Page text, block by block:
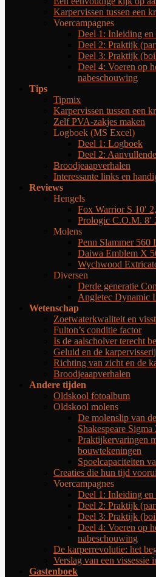
Karpervissen tussen een
Voercampagnes
Deel 1: Inleiding en
Deel 2: Praktijk
Deel 3: Praktijk
Deel 4: Voeren op
nabeschouwing
Tips
Tipmix
Karpervissen tussen een
Zelf PVA-zakjes maken
Logboek (MS Excel)
Deel 1: Logboek
Deel 2:
Broodjeaapverhalen
Interessante links en
Reviews
Hengels
Fox Warrior S 10′
Prologic C.O.M. 8′
Molens
Penn Slammer 560
Daiwa Emblem X
Wychwood
Diversen
Derde generatie
Angletec Dynamic
Wetenschap
Zoetwaterkwaliteit en
Fulton’s conditie factor
Is de aalscholver terecht
Geluid en de karpervisserij
Richting van zicht en de
Broodjeaapverhalen
Andere tijden
Oldskool fotoalbum
Oldskool molens
De molenslip van
Shakespeare Sigma
Praktijkervaringen
bouwtekeningen
Spoelcapaciteiten
Creaties die hun tijd
Voercampagnes
Deel 1: Inleiding en
Deel 2: Praktijk
Deel 3: Praktijk
Deel 4: Voeren op
nabeschouwing
De karperrevolutie: het
Verslag van een vissessie
Gastenboek